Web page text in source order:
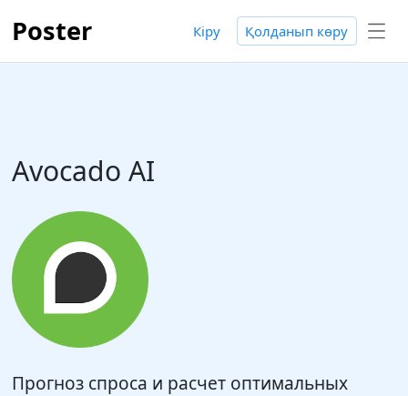
Poster Кіру Қолданып көру
Avocado AI
Прогноз спроса и расчет оптимальных